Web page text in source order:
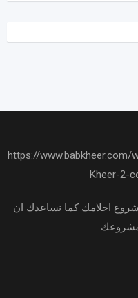
احلامك كما نساعدك ان
مشروعك